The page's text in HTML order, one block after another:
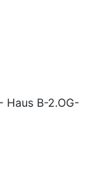
Haus B-2.OG-